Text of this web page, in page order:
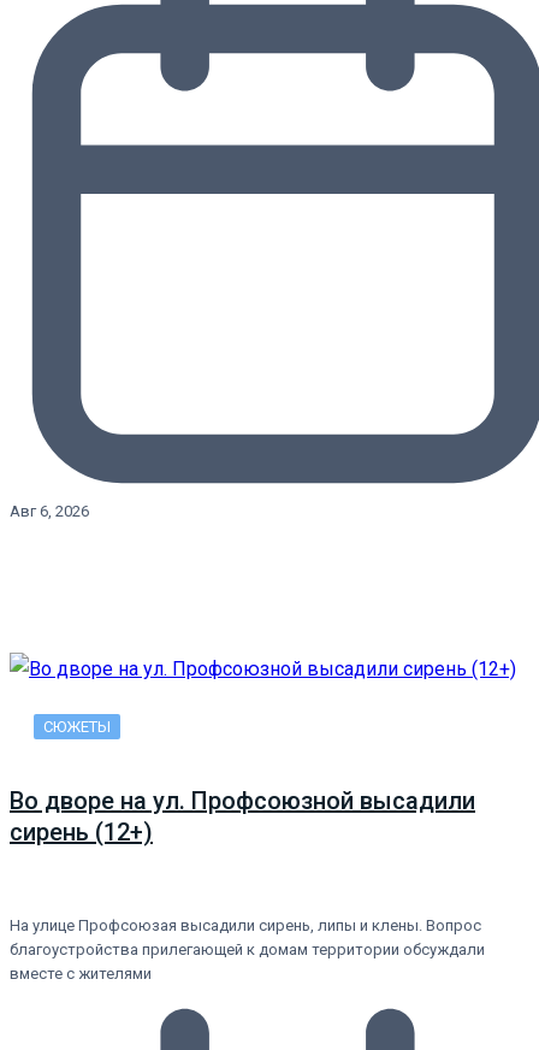
Авг 6, 2026
СЮЖЕТЫ
Во дворе на ул. Профсоюзной высадили
сирень (12+)
На улице Профсоюзая высадили сирень, липы и клены. Вопрос
благоустройства прилегающей к домам территории обсуждали
вместе с жителями